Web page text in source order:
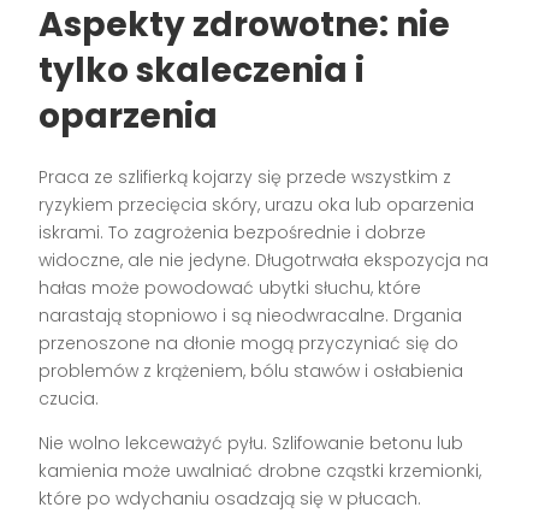
Aspekty zdrowotne: nie
tylko skaleczenia i
oparzenia
Praca ze szlifierką kojarzy się przede wszystkim z
ryzykiem przecięcia skóry, urazu oka lub oparzenia
iskrami. To zagrożenia bezpośrednie i dobrze
widoczne, ale nie jedyne. Długotrwała ekspozycja na
hałas może powodować ubytki słuchu, które
narastają stopniowo i są nieodwracalne. Drgania
przenoszone na dłonie mogą przyczyniać się do
problemów z krążeniem, bólu stawów i osłabienia
czucia.
Nie wolno lekceważyć pyłu. Szlifowanie betonu lub
kamienia może uwalniać drobne cząstki krzemionki,
które po wdychaniu osadzają się w płucach.